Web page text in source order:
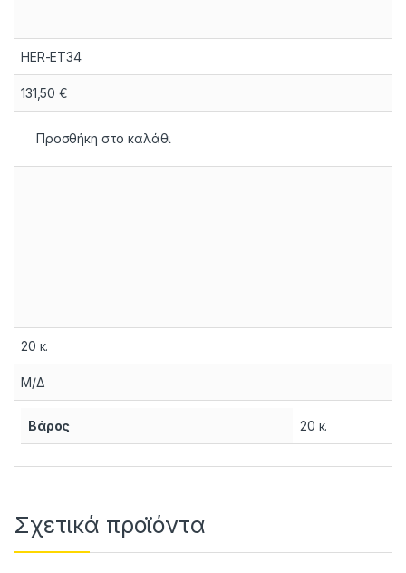
HER-ET34
131,50€
Προσθήκη στο καλάθι
20 κ.
Μ/Δ
Βάρος 20 κ.
Σχετικά προϊόντα